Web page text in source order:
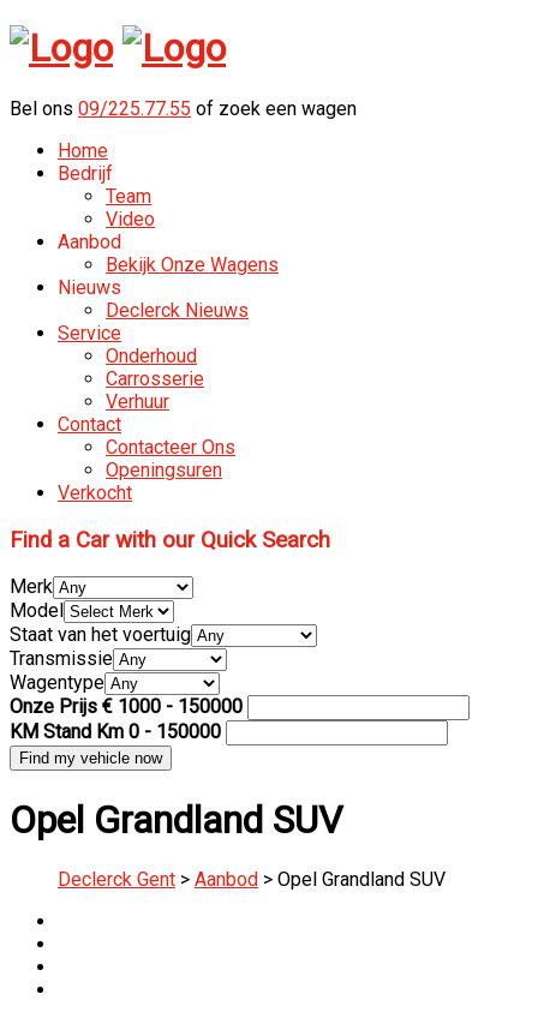
Bel ons 09/225.77.55 of zoek een wagen
Home
Bedrijf
Team
Video
Aanbod
Bekijk Onze Wagens
Nieuws
Declerck Nieuws
Service
Onderhoud
Carrosserie
Verhuur
Contact
Contacteer Ons
Openingsuren
Verkocht
Find a Car with our Quick Search
Merk
Model
Staat van het voertuig
Transmissie
Wagentype
Onze Prijs € 1000 - 150000
KM Stand Km 0 - 150000
Opel Grandland SUV
Declerck Gent > Aanbod > Opel Grandland SUV